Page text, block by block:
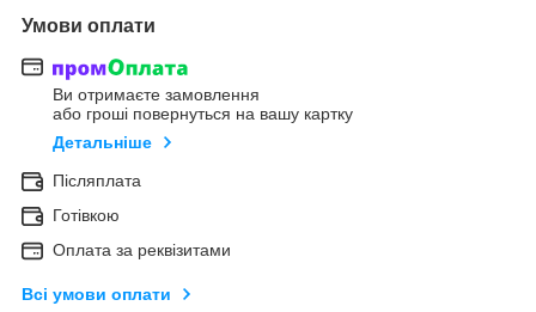
Умови оплати
Ви отримаєте замовлення
або гроші повернуться на вашу картку
Детальніше
Післяплата
Готівкою
Оплата за реквізитами
Всі умови оплати